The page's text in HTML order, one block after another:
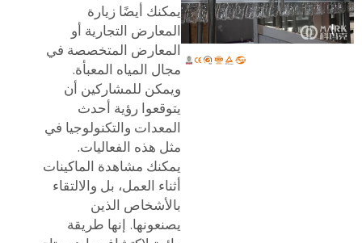
يمكنك أيضًا زيارة
المعارض التجارية أو
المعارض المتخصصة في
مجال المياه المعبأة.
ويمكن للمشاركين أن
يتوقعوا رؤية أحدث
المعدات والتكنولوجيا في
مثل هذه الفعاليات.
يمكنك مشاهدة الماكينات
أثناء العمل، بل والالتقاء
بالأشخاص الذين
يصنعونها. إنها طريقة